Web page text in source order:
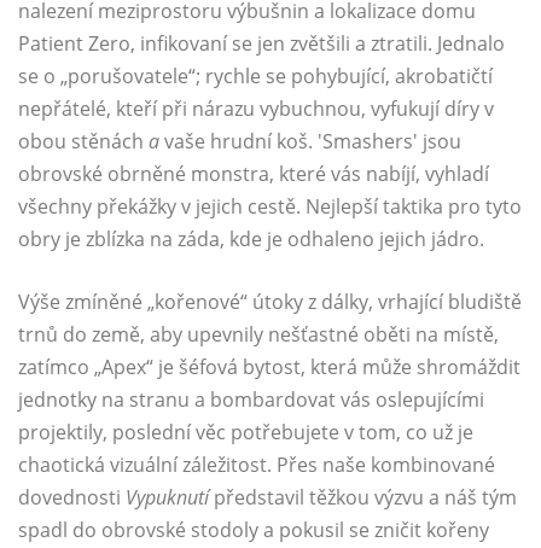
nalezení meziprostoru výbušnin a lokalizace domu
Patient Zero, infikovaní se jen zvětšili a ztratili. Jednalo
se o „porušovatele“; rychle se pohybující, akrobatičtí
nepřátelé, kteří při nárazu vybuchnou, vyfukují díry v
obou stěnách avaše hrudní koš. 'Smashers' jsou
obrovské obrněné monstra, které vás nabíjí, vyhladí
všechny překážky v jejich cestě. Nejlepší taktika pro tyto
obry je zblízka na záda, kde je odhaleno jejich jádro.
Výše zmíněné „kořenové“ útoky z dálky, vrhající bludiště
trnů do země, aby upevnily nešťastné oběti na místě,
zatímco „Apex“ je šéfová bytost, která může shromáždit
jednotky na stranu a bombardovat vás oslepujícími
projektily, poslední věc potřebujete v tom, co už je
chaotická vizuální záležitost. Přes naše kombinované
dovednosti Vypuknutípředstavil těžkou výzvu a náš tým
spadl do obrovské stodoly a pokusil se zničit kořeny